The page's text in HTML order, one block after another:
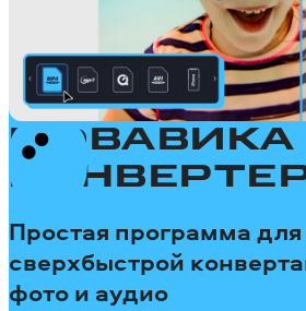
МОВАВИКА
Простая программа для
сверхбыстрой
фото и аудио